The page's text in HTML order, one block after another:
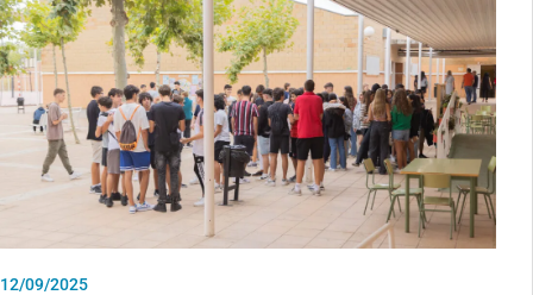
12/09/2025